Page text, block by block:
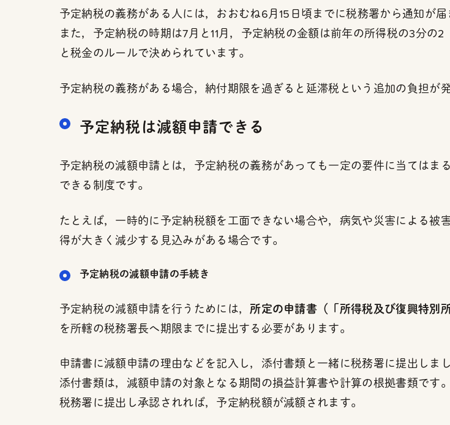
予定納税の義務がある人には，おおむね6月15日頃までに税務署から通知が届
また，予定納税の時期は7月と11月，予定納税の金額は前年の所得税の3分の2
と税金のルールで決められています。
予定納税の義務がある場合，納付期限を過ぎると延滞税という追加の負担が
予定納税は減額申請できる
予定納税の減額申請とは，予定納税の義務があっても一定の要件に当てはま
できる制度です。
たとえば，一時的に予定納税額を工面できない場合や，病気や災害による被
得が大きく減少する見込みがある場合です。
予定納税の減額申請の手続き
予定納税の減額申請を行うためには，所定の申請書（「所得税及び復興特別
を所轄の税務署長へ期限までに提出する必要があります。
申請書に減額申請の理由などを記入し，添付書類と一緒に税務署に提出しまし
添付書類は，減額申請の対象となる期間の損益計算書や計算の根拠書類です。
税務署に提出し承認されれば，予定納税額が減額されます。